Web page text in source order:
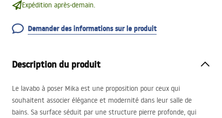
Expédition après-demain.
Demander des informations sur le produit
Description du produit
Le lavabo à poser Mika est une proposition pour ceux qui
souhaitent associer élégance et modernité dans leur salle de
bains. Sa surface séduit par une structure pierre profonde, qui